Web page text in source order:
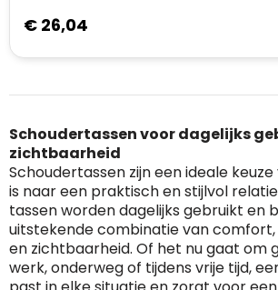
€ 26,04
Schoudertassen voor dagelijks
zichtbaarheid
Schoudertassen zijn een ideale
is naar een praktisch en stijlvol
tassen worden dagelijks gebruikt en
uitstekende combinatie van
en zichtbaarheid. Of het nu gaat om
werk, onderweg of tijdens vrije tijd,